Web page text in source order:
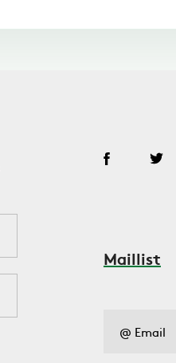
Maillist